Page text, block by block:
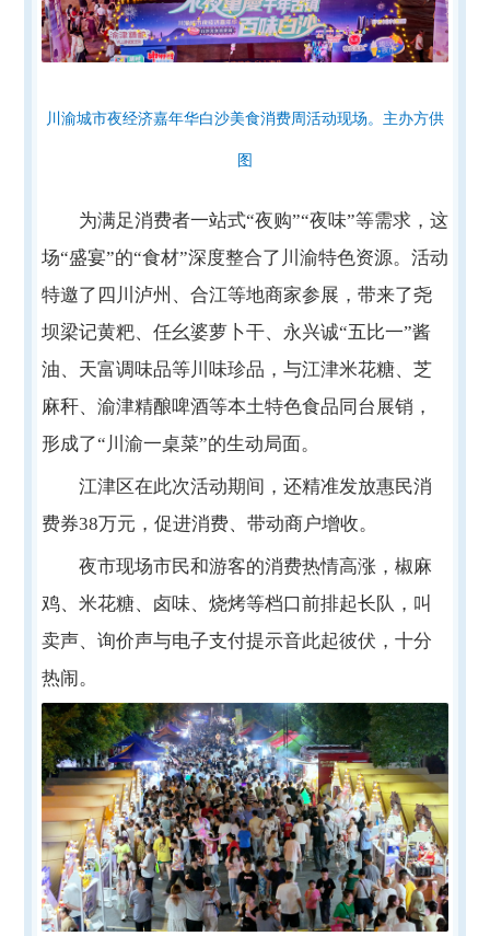
川渝城市夜经济嘉年华白沙美食消费周活动现场。主办方供
图
为满足消费者一站式“夜购”“夜味”等需求，这
场“盛宴”的“食材”深度整合了川渝特色资源。活动
特邀了四川泸州、合江等地商家参展，带来了尧
坝梁记黄粑、任幺婆萝卜干、永兴诚“五比一”酱
油、天富调味品等川味珍品，与江津米花糖、芝
麻秆、渝津精酿啤酒等本土特色食品同台展销，
形成了“川渝一桌菜”的生动局面。
江津区在此次活动期间，还精准发放惠民消
费券38万元，促进消费、带动商户增收。
夜市现场市民和游客的消费热情高涨，椒麻
鸡、米花糖、卤味、烧烤等档口前排起长队，叫
卖声、询价声与电子支付提示音此起彼伏，十分
热闹。